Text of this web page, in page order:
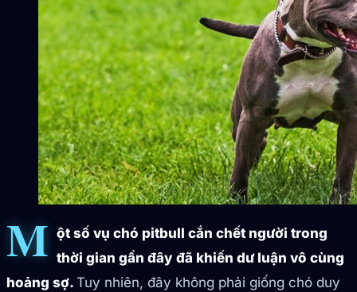
M ột số vụ chó pitbull cắn chết người trong
thời gian gần đây đã khiến dư luận vô cùng
hoảng sợ. Tuy nhiên, đây không phải giống chó duy